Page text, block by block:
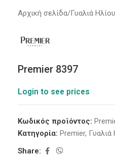
Αρχική σελίδα Γυαλιά Ηλίου
Premier 8397
Login to see prices
Κωδικός προϊόντος:
Κατηγορία: Premier, Γυαλιά
Share: